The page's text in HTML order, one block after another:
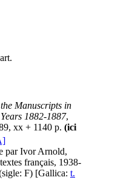
Manuscripts in
1882-1887,
xx + 1140 p. (ici
par Ivor Arnold,
français, 1938-
F) [Gallica: t.